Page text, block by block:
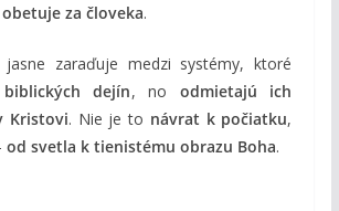
obetuje za človeka.
zaraďuje medzi systémy, ktoré
biblických dejín, no odmietajú ich
Kristovi. Nie je to návrat k počiatku,
od svetla k tienistému obrazu Boha.